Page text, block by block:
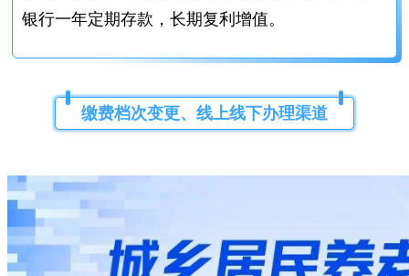
银行一年定期存款，长期复利增值。
缴费档次变更、线上线下办理渠道